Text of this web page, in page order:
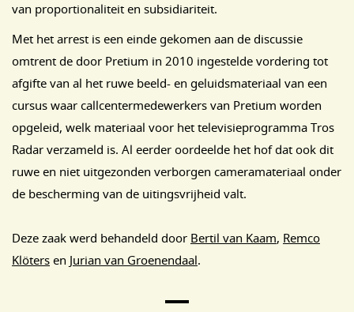
van proportionaliteit en subsidiariteit.
Met het arrest is een einde gekomen aan de discussie
omtrent de door Pretium in 2010 ingestelde vordering tot
afgifte van al het ruwe beeld- en geluidsmateriaal van een
cursus waar callcentermedewerkers van Pretium worden
opgeleid, welk materiaal voor het televisieprogramma Tros
Radar verzameld is. Al eerder oordeelde het hof dat ook dit
ruwe en niet uitgezonden verborgen cameramateriaal onder
de bescherming van de uitingsvrijheid valt.
Deze zaak werd behandeld door Bertil van Kaam, Remco
Klöters en Jurian van Groenendaal.